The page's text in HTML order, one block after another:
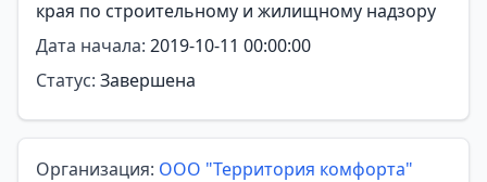
края по строительному и жилищному надзору
Дата начала: 2019-10-11 00:00:00
Статус: Завершена
Организация: ООО "Территория комфорта"